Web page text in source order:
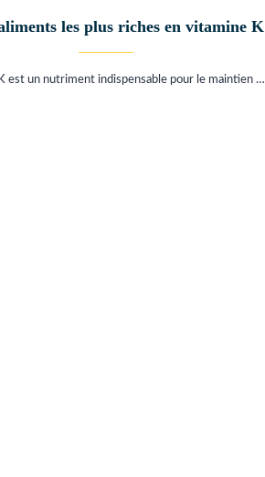
les plus riches en vitamine K
est un nutriment indispensable pour le maintien …